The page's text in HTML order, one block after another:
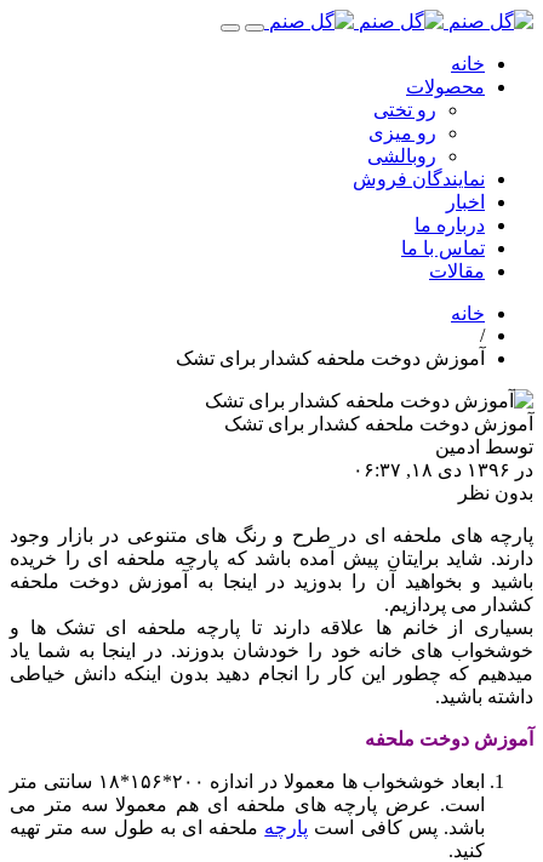
خانه
محصولات
رو تختی
رو میزی
روبالشی
نمایندگان فروش
اخبار
درباره ما
تماس با ما
مقالات
خانه
/
آموزش دوخت ملحفه کشدار برای تشک
آموزش دوخت ملحفه کشدار برای تشک
توسط ادمین
در ۱۳۹۶ دی ۱۸, ۰۶:۳۷
بدون نظر
پارچه های ملحفه ای در طرح و رنگ های متنوعی در بازار وجود
دارند. شاید برایتان پیش آمده باشد که پارچه ملحفه ای را خریده
باشید و بخواهید آن را بدوزید در اینجا به آموزش دوخت ملحفه
کشدار می پردازیم.
بسیاری از خانم ها علاقه دارند تا پارچه ملحفه ای تشک ها و
خوشخواب های خانه خود را خودشان بدوزند. در اینجا به شما یاد
میدهیم که چطور این کار را انجام دهید بدون اینکه دانش خیاطی
داشته باشید.
آموزش دوخت ملحفه
ابعاد خوشخواب ها معمولا در اندازه ۲۰۰*۱۵۶*۱۸ سانتی متر
است. عرض پارچه های ملحفه ای هم معمولا سه متر می
باشد. پس کافی است پارچه ملحفه ای به طول سه متر تهیه
کنید.